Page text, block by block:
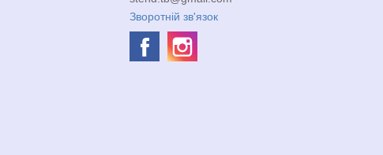
Зворотній зв'язок